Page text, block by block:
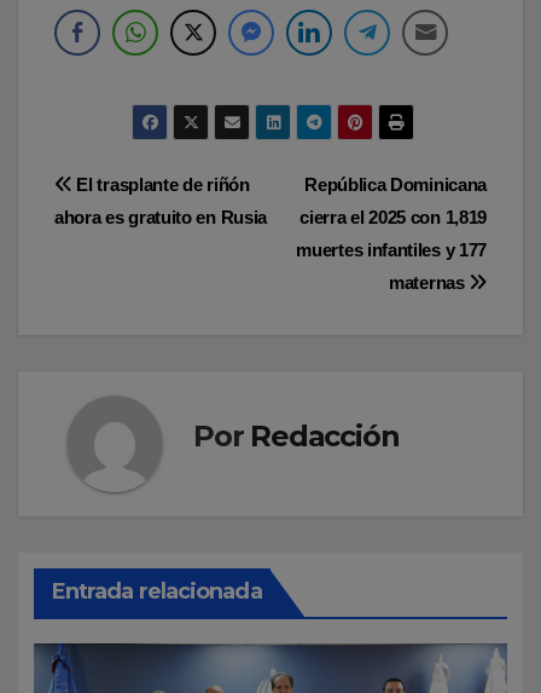
Navegación
República Dominicana
cierra el 2025 con 1,819
muertes infantiles y 177
maternas
El trasplante de riñón
ahora es gratuito en Rusia
Por Redacción
Entrada relacionada